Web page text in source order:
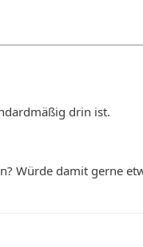
drin ist.
Würde damit gerne